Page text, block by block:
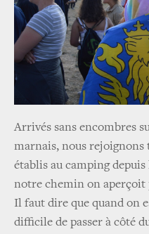
Arrivés sans encombres
marnais, nous
établis au camping
notre chemin on aperçoit
Il faut dire que quand on
difficile de passer à côté